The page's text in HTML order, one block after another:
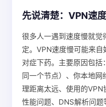
先说清楚：VPN速
很多人一遇到速度慢就
定。VPN速度慢可能来
对症下药。主要原因包括
同一个节点）、你本地
理距离太远、使用的
性能问题、DNS解析问题